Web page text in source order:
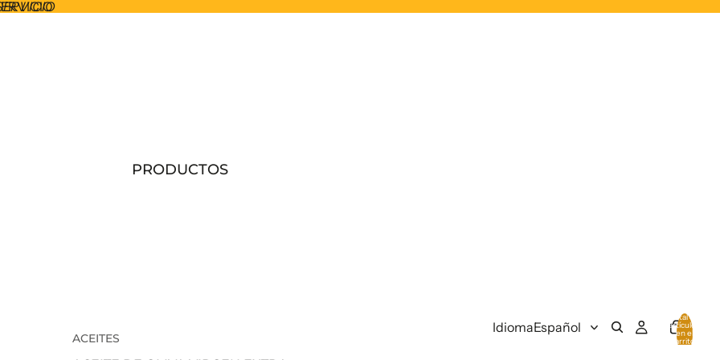
PRODUCTOS
ACEITES
Idioma
Total de
artículos
en el
carrito: